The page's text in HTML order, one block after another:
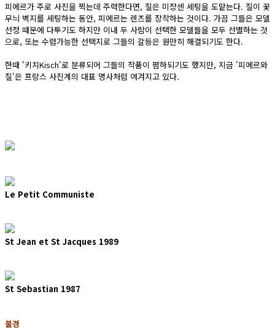
피에르가 주로 사진을 찍는데 주력한다면, 질은 미쟝센 세팅을 도맡는다. 질이 꽃
무늬 벽지를 세팅하는 동안, 피에르는 렌즈를 장착하는 것이다. 가끔 그들은 모델
선정 때문에 다투기도 하지만 이내 두 사람이 선택한 모델들을 모두 선별하는 것
으로, 또는 수렴가능한 선택지로 그들의 갈등은 원만히 해결되기도 한다.
한때 '키치Kisch'로 분류되어 그들의 작품이 폄하되기도 했지만, 지금 '피에르와
질'은 프랑스 사진계의 대표 명사처럼 여겨지고 있다.
Le Petit Communiste
St Jean et St Jacques 1989
St Sebastian 1987
불경